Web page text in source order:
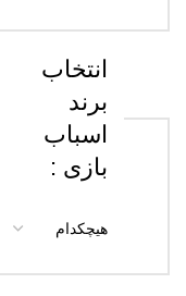
انتخاب
برند
اسباب
بازی :